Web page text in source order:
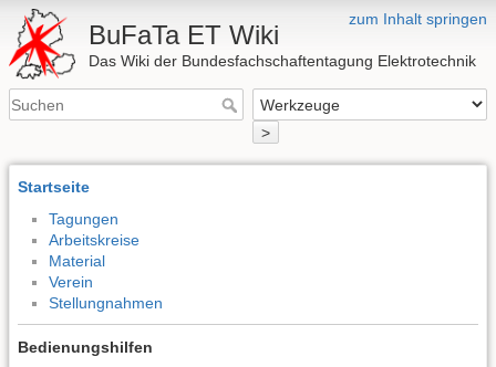
zum Inhalt springen
BuFaTa ET Wiki
Das Wiki der Bundesfachschaftentagung Elektrotechnik
>
Startseite
Tagungen
Arbeitskreise
Material
Verein
Stellungnahmen
Bedienungshilfen